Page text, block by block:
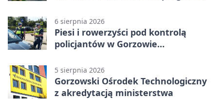
6 sierpnia 2026
Piesi i rowerzyści pod kontrolą
policjantów w Gorzowie
5 sierpnia 2026
Gorzowski Ośrodek Technologiczny
z akredytacją ministerstwa